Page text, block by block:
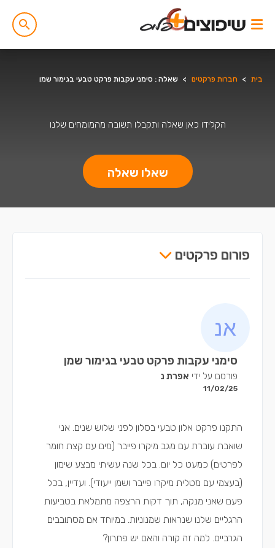
בית > חברות פרקטים > שאלה : סימני עקבות פרקט טבעי בגימור שמן
הקלידו כאן שאלה ותקבלו תשובה מהמומחים שלנו
שאלו שאלה
פורום פרקטים
סימני עקבות פרקט טבעי בגימור שמן
פורסם על ידי אפרת נ
11/02/25
התקנו פרקט אלון טבעי בסלון לפני שלוש שנים. אני
שואבת עוברת עם מגב מיקרו פייבר (מים עם קצת חומר
לפרטים) כמעט כל יום. בכל שנה עשיתי מבצע שימון
(בעצמי עם מטלית מיקרו פייבר ושמן ייעודי). ועדיין, בכל
פעם שאני מנקה, תוך דקות הרצפה מתמלאת בטביעות
הרגליים שלנו שנראות שמנוניות. במיוחד אם מסתובבים
הגרביים. למה זה קורה והאם יש פתרון?